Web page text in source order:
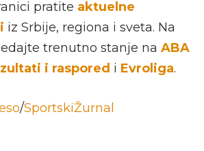
pratite aktuelne
iz Srbije, regiona i sveta. Na
trenutno stanje na ABA
i raspored i Evroliga.
/SportskiŽurnal